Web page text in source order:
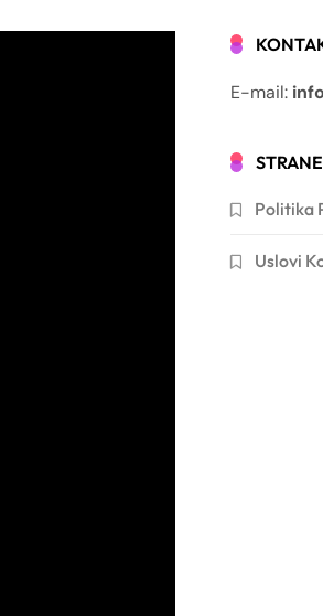
E-mail:
STRANE
Politika
Uslovi